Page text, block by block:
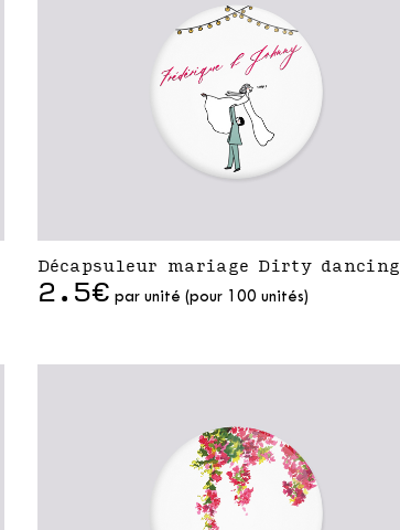
Décapsuleur mariage Dirty dancing
2.5€ par unité (pour 100 unités)